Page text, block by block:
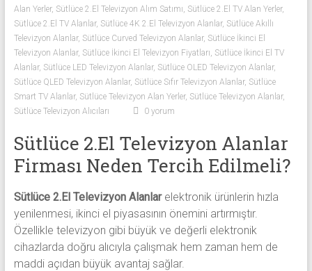
İkinci
El
Sıfır
Televizyon
Alanlar ile
iletişim
kurarak
el
televizyonlarınızı
hemen
bize
satarak
nakit
ödeme
alabilirsiniz.
Alan Yerler, Sütlüce 2.El Televizyon Alım Satımı, Sütlüce 2.El TV Alan Yerler,
Sütlüce 2.El TV Alanlar, Sütlüce 4K 2.El Televizyon Alanlar, Sütlüce Akıllı
Televizyon Alanlar, Sütlüce Curved Televizyon Alanlar, Sütlüce İkinci El
Televizyon Alanlar, Sütlüce İkinci El Televizyon Fiyatları, Sütlüce İkinci El TV
Alanlar, Sütlüce LED Televizyon Alanlar, Sütlüce OLED Televizyon Alanlar,
Sütlüce QLED Televizyon Alanlar, Sütlüce Sıfır Televizyon Alanlar, Sütlüce
Smart TV Alanlar, Sütlüce Televizyon Alan Yerler, Sütlüce Televizyon Alanlar,
Sütlüce Televizyon Alıcıları
0 yorum
Sütlüce 2.El Televizyon Alanlar
Firması Neden Tercih Edilmeli?
Sütlüce 2.El Televizyon Alanlarelektronik ürünlerin hızla
yenilenmesi, ikinci el piyasasının önemini artırmıştır.
Özellikle televizyon gibi büyük ve değerli elektronik
cihazlarda doğru alıcıyla çalışmak hem zaman hem de
maddi açıdan büyük avantaj sağlar.